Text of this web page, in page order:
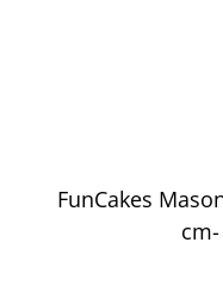
FunCakes